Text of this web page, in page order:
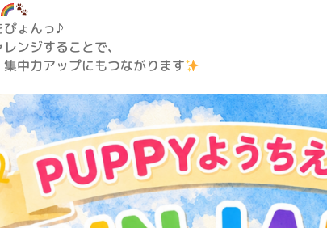
ぴょんっ♪
ンジすることで、
中力アップにもつながります